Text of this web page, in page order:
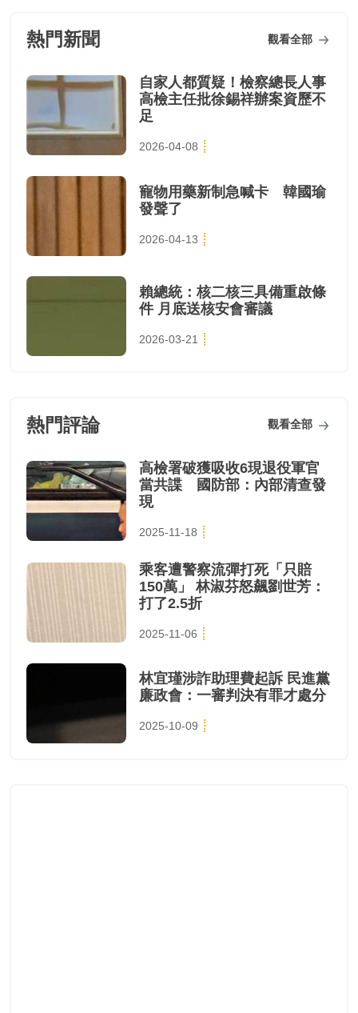
熱門新聞 觀看全部
自家人都質疑！檢察總長人事
高檢主任批徐錫祥辦案資歷不
足
2026-04-08
寵物用藥新制急喊卡 韓國瑜
發聲了
2026-04-13
賴總統：核二核三具備重啟條
件 月底送核安會審議
2026-03-21
熱門評論 觀看全部
高檢署破獲吸收6現退役軍官
當共諜 國防部：內部清查發
現
2025-11-18
乘客遭警察流彈打死「只賠
150萬」 林淑芬怒飆劉世芳：
打了2.5折
2025-11-06
林宜瑾涉詐助理費起訴 民進黨
廉政會：一審判決有罪才處分
2025-10-09